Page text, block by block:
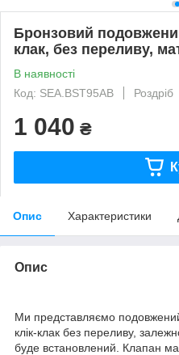
Бронзовий
клак, без переливу,
В наявності
Код: SEA.BST95AB
Роздріб
1 040 ₴
Опис Характеристики
Опис
Ми представляємо
клік-клак без переливу,
буде встановлений. Клапан